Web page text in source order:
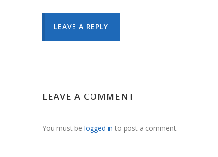
LEAVE A REPLY
LEAVE A COMMENT
You must be logged in to post a comment.